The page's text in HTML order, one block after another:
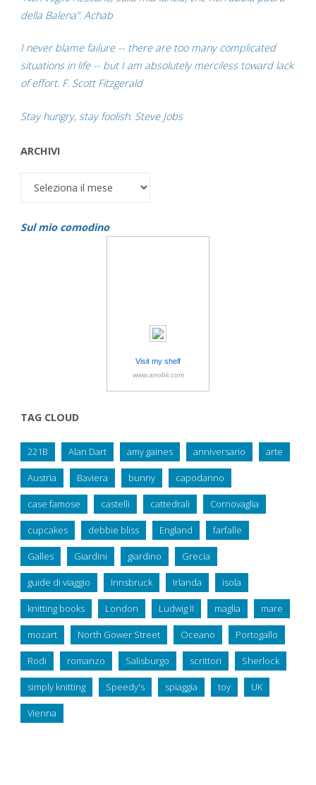
della Balena”. Achab
I never blame failure -- there are too many complicated
situations in life -- but I am absolutely merciless toward lack
of effort. F. Scott Fitzgerald
Stay hungry, stay foolish. Steve Jobs
ARCHIVI
Sul mio comodino
Visit my shelf
www.anobii.com
TAG CLOUD
221B Alan Dart amy gaines anniversario arte
Austria Baviera bunny capodanno
case famose castelli cattedrali Cornovaglia
cupcakes debbie bliss England farfalle
Galles Giardini giardino Grecia
guide di viaggio Innsbruck Irlanda isola
knitting books London Ludwig II maglia mare
mozart North Gower Street Oceano Portogallo
Rodi romanzo Salisburgo scrittori Sherlock
simply knitting Speedy's spiaggia toy UK
Vienna